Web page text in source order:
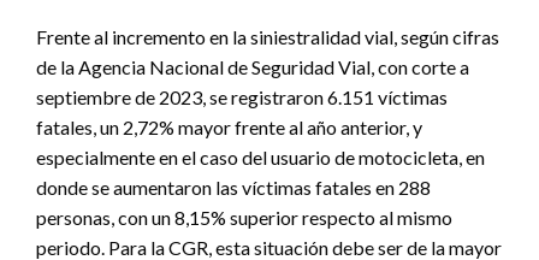
Frente al incremento en la siniestralidad vial, según cifras
de la Agencia Nacional de Seguridad Vial, con corte a
septiembre de 2023, se registraron 6.151 víctimas
fatales, un 2,72% mayor frente al año anterior, y
especialmente en el caso del usuario de motocicleta, en
donde se aumentaron las víctimas fatales en 288
personas, con un 8,15% superior respecto al mismo
periodo. Para la CGR, esta situación debe ser de la mayor